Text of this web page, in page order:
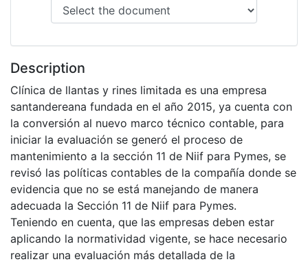
Description
Clínica de llantas y rines limitada es una empresa
santandereana fundada en el año 2015, ya cuenta con
la conversión al nuevo marco técnico contable, para
iniciar la evaluación se generó el proceso de
mantenimiento a la sección 11 de Niif para Pymes, se
revisó las políticas contables de la compañía donde se
evidencia que no se está manejando de manera
adecuada la Sección 11 de Niif para Pymes.
Teniendo en cuenta, que las empresas deben estar
aplicando la normatividad vigente, se hace necesario
realizar una evaluación más detallada de la